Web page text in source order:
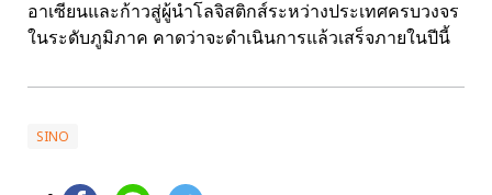
อาเซียนและก้าวสู่ผู้นำโลจิสติกส์ระหว่างประเทศครบวงจร
ในระดับภูมิภาค คาดว่าจะดำเนินการแล้วเสร็จภายในปีนี้
SINO